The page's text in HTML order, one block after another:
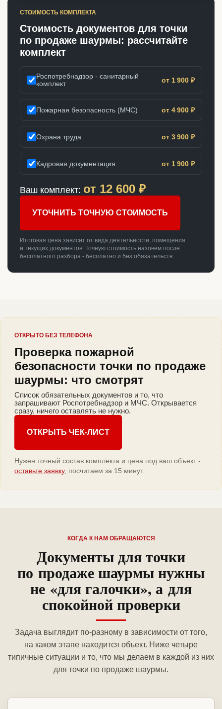
СТОИМОСТЬ КОМПЛЕКТА
Стоимость документов для точки
по продаже шаурмы: рассчитайте
комплект
Роспотребнадзор - санитарный
комплект
от 1 900 ₽
Пожарная безопасность (МЧС) от 4 900 ₽
Охрана труда от 3 900 ₽
Кадровая документация от 1 900 ₽
Ваш комплект: от 12 600 ₽
УТОЧНИТЬ ТОЧНУЮ СТОИМОСТЬ
Итоговая цена зависит от вида деятельности, помещения
и текущих документов. Точную стоимость назовём после
бесплатного разбора - бесплатно и без обязательств.
ОТКРЫТО БЕЗ ТЕЛЕФОНА
Проверка пожарной
безопасности точки по продаже
шаурмы: что смотрят
Список обязательных документов и то, что
запрашивают Роспотребнадзор и МЧС. Открывается
сразу, ничего оставлять не нужно.
ОТКРЫТЬ ЧЕК-ЛИСТ
Нужен точный состав комплекта и цена под ваш объект -
оставьте заявку, посчитаем за 15 минут.
КОГДА К НАМ ОБРАЩАЮТСЯ
Документы для точки
по продаже шаурмы нужны
не «для галочки», а для
спокойной проверки
Задача выглядит по-разному в зависимости от того,
на каком этапе находится объект. Ниже четыре
типичные ситуации и то, что мы делаем в каждой из них
для точки по продаже шаурмы.